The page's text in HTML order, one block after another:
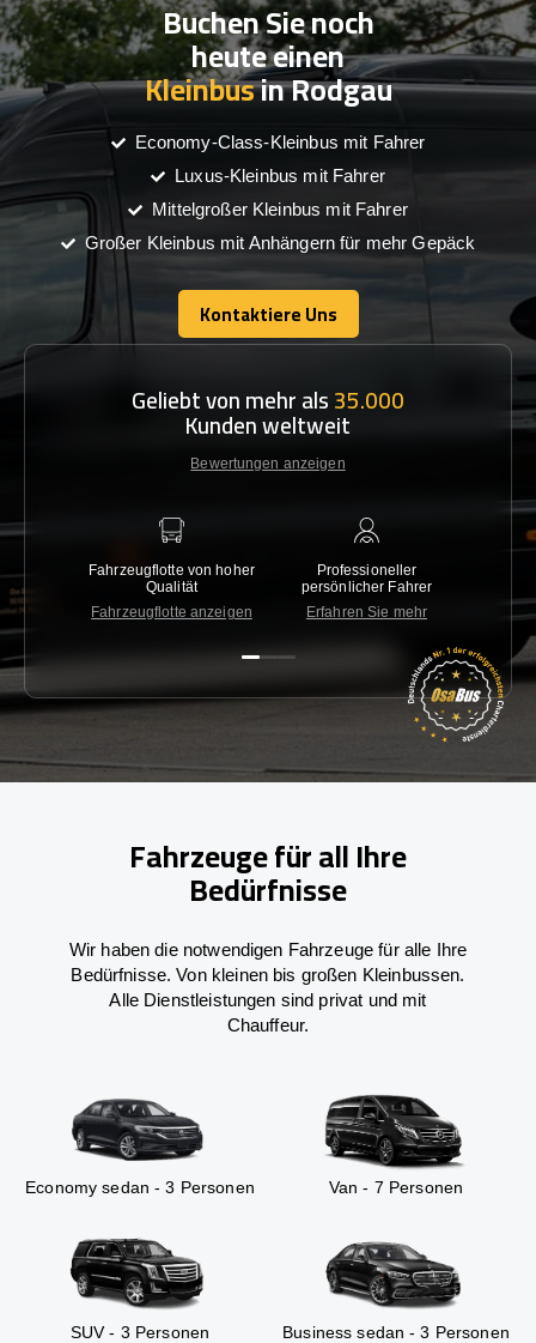
Buchen Sie noch
heute einen
Kleinbusin Rodgau
Economy-Class-Kleinbus mit Fahrer
Luxus-Kleinbus mit Fahrer
Mittelgroßer Kleinbus mit Fahrer
Großer Kleinbus mit Anhängern für mehr Gepäck
Kontaktiere Uns
Kontaktiere Uns
Geliebt von mehr als35.000
Kunden weltweit
Bewertungen anzeigen
Fahrzeugflotte von hoher
Qualität
Fahrzeugflotte anzeigen
Professioneller
persönlicher Fahrer
Erfahren Sie mehr
Fahrzeuge für all Ihre
Bedürfnisse
Wir haben die notwendigen Fahrzeuge für alle Ihre
Bedürfnisse. Von kleinen bis großen Kleinbussen.
Alle Dienstleistungen sind privat und mit
Chauffeur.
Economy sedan - 3 Personen Van - 7 Personen
SUV - 3 Personen Business sedan - 3 Personen